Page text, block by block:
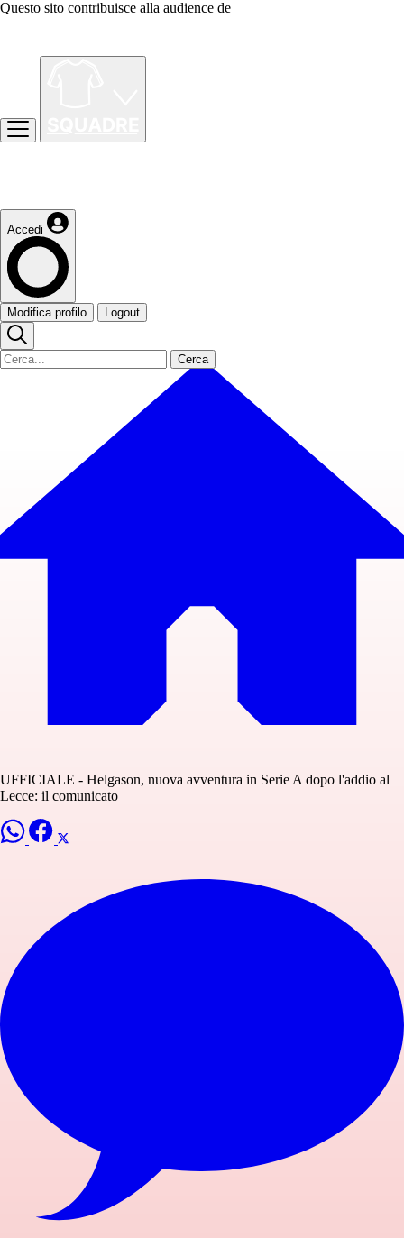
Questo sito contribuisce alla audience de
Accedi
Modifica profilo Logout
Cerca
UFFICIALE - Helgason, nuova avventura in Serie A dopo l'addio al
Lecce: il comunicato